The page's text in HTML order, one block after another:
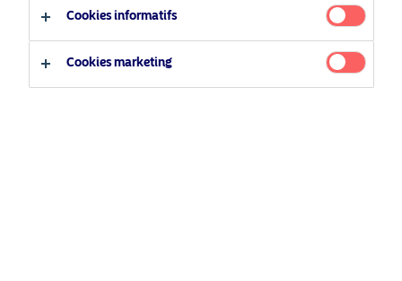
Investisseur non qualifié
Cookies informatifs
Cookies marketing